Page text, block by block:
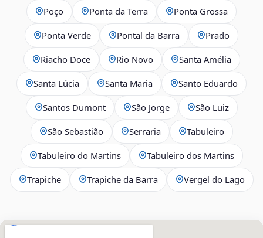
Poço Ponta da Terra Ponta Grossa
Ponta Verde Pontal da Barra Prado
Riacho Doce Rio Novo Santa Amélia
Santa Lúcia Santa Maria Santo Eduardo
Santos Dumont São Jorge São Luiz
São Sebastião Serraria Tabuleiro
Tabuleiro do Martins Tabuleiro dos Martins
Trapiche Trapiche da Barra Vergel do Lago